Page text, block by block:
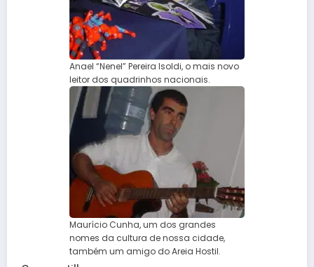
Anael “Nenel” Pereira Isoldi, o mais novo
leitor dos quadrinhos nacionais.
Maurício Cunha, um dos grandes
nomes da cultura de nossa cidade,
também um amigo do Areia Hostil.